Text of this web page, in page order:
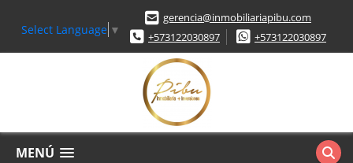
Select Language ▼
gerencia@inmobiliariapibu.com
+573122030897
+573122030897
MENÚ